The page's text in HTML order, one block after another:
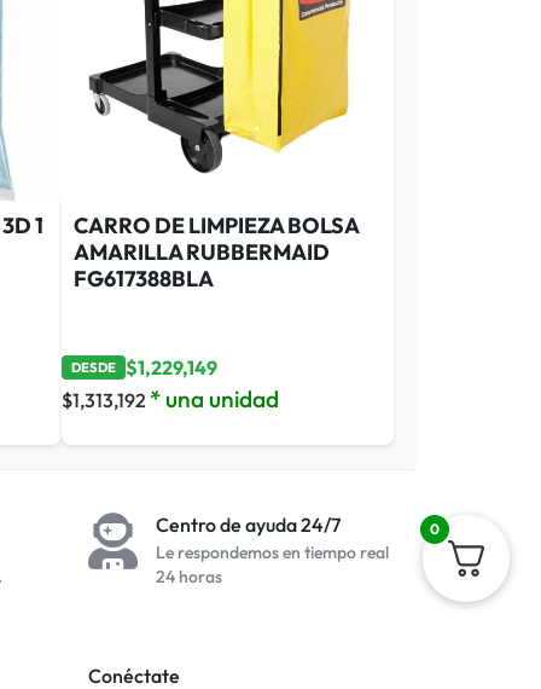
1
CARRO DE LIMPIEZA BOLSA
AMARILLA RUBBERMAID
FG617388BLA
DESDE $1,229,149
$1,313,192 * una unidad
Centro de ayuda 24/7
Le respondemos en tiempo real
24 horas
Conéctate
0